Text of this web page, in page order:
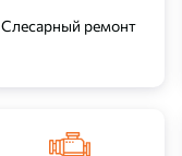
Слесарный ремонт